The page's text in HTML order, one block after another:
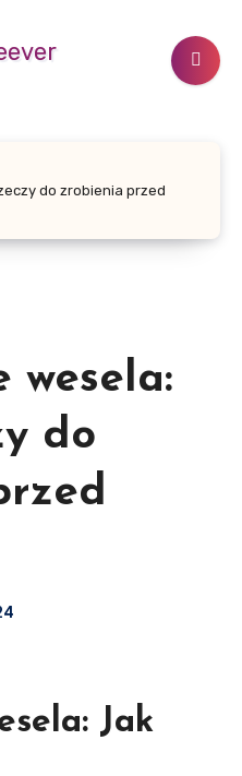
do zrobienia przed
wesela:
do
Jak